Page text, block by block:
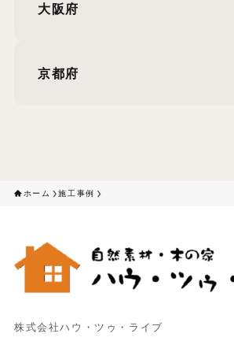
大阪府
京都府
ホーム 施工事例
株式会社ハウ・ツゥ・ライブ